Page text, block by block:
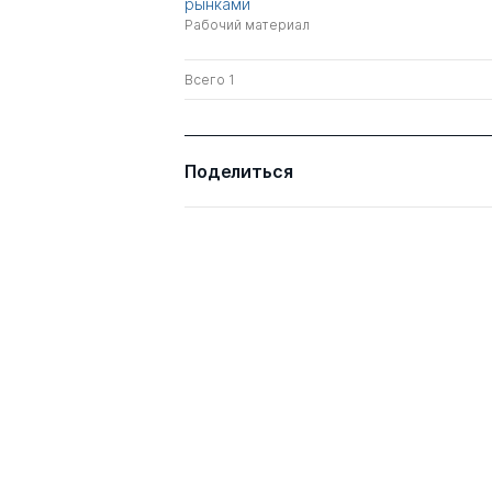
рынками
Рабочий материал
Всего 1
Поделиться